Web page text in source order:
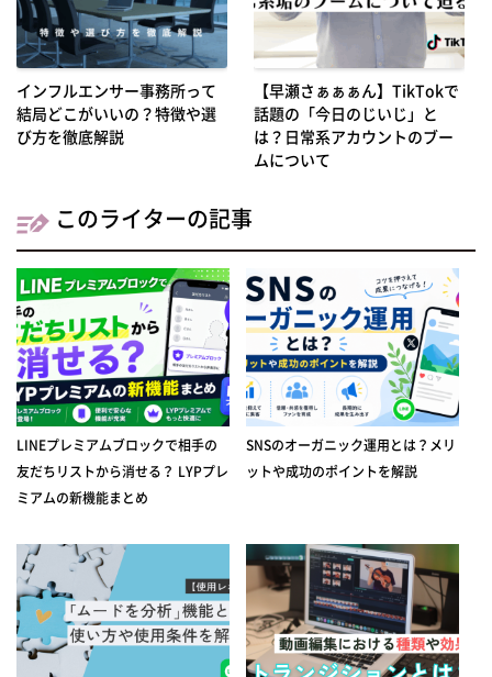
インフルエンサー事務所って
結局どこがいいの？特徴や選
び方を徹底解説
【早瀬さぁぁぁん】TikTokで
話題の「今日のじいじ」と
は？日常系アカウントのブー
ムについて
このライターの記事
LINEプレミアムブロックで相手の
友だちリストから消せる？ LYPプレ
ミアムの新機能まとめ
SNSのオーガニック運用とは？メリ
ットや成功のポイントを解説